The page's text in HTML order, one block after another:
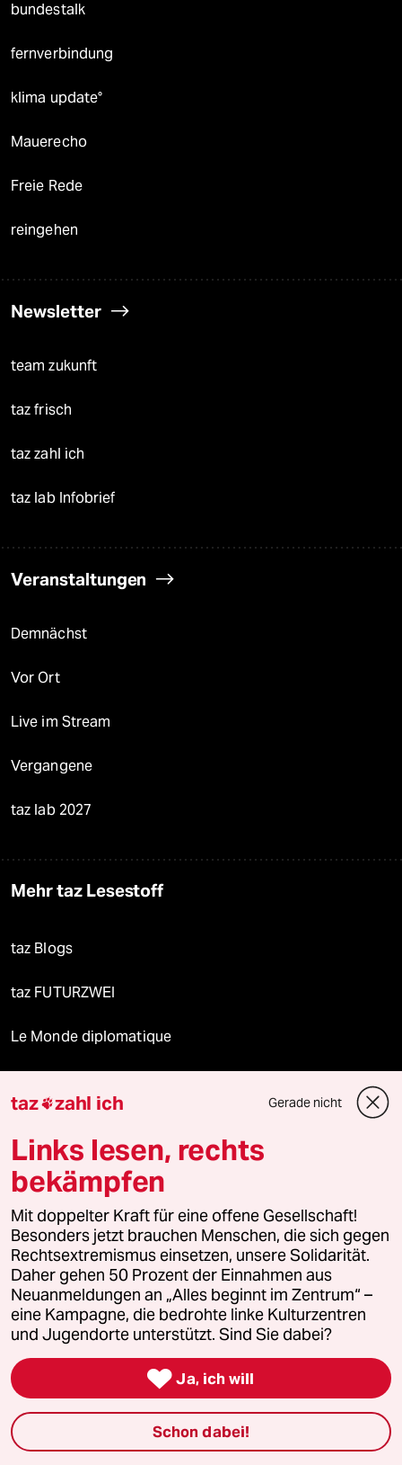
bundestalk
fernverbindung
klima update°
Mauerecho
Freie Rede
reingehen
Newsletter
team zukunft
taz frisch
taz zahl ich
taz lab Infobrief
Veranstaltungen
Demnächst
Vor Ort
Live im Stream
Vergangene
taz lab 2027
Mehr taz Lesestoff
taz Blogs
taz FUTURZWEI
Le Monde diplomatique
Mehr taz Angebote
Reisen
Kantine
Shop
Fragen & Hilfe
taz zahl ich Gerade nicht
Links lesen, rechts
bekämpfen
Mit doppelter Kraft für eine offene Gesellschaft!
Besonders jetzt brauchen Menschen, die sich gegen
Rechtsextremismus einsetzen, unsere Solidarität.
Daher gehen 50 Prozent der Einnahmen aus
Neuanmeldungen an „Alles beginnt im Zentrum“ –
eine Kampagne, die bedrohte linke Kulturzentren
und Jugendorte unterstützt. Sind Sie dabei?
 Ja, ich will
Schon dabei!